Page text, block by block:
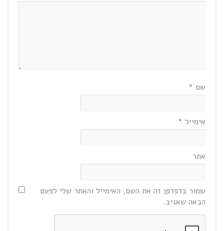
שם *
אימייל *
אתר
שמור בדפדפן זה את השם, האימייל והאתר שלי לפעם
הבאה שאגיב.